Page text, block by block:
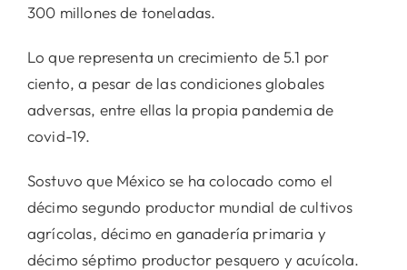
300 millones de toneladas.
Lo que representa un crecimiento de 5.1 por
ciento, a pesar de las condiciones globales
adversas, entre ellas la propia pandemia de
covid-19.
Sostuvo que México se ha colocado como el
décimo segundo productor mundial de cultivos
agrícolas, décimo en ganadería primaria y
décimo séptimo productor pesquero y acuícola.